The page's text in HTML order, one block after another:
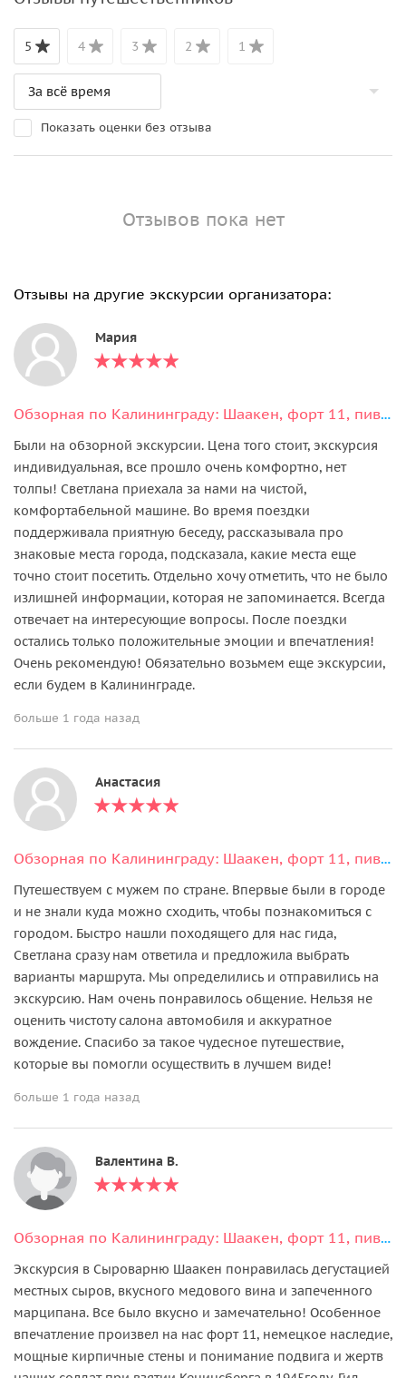
5 4 3 2 1
Показать оценки без отзыва
Отзывов пока нет
Отзывы на другие экскурсии организатора:
Мария
Обзорная по Калининграду: Шаакен, форт 11, пивоварня Нессельбек и сыроварня
Были на обзорной экскурсии. Цена того стоит, экскурсия
индивидуальная, все прошло очень комфортно, нет
толпы! Светлана приехала за нами на чистой,
комфортабельной машине. Во время поездки
поддерживала приятную беседу, рассказывала про
знаковые места города, подсказала, какие места еще
точно стоит посетить. Отдельно хочу отметить, что не было
излишней информации, которая не запоминается. Всегда
отвечает на интересующие вопросы. После поездки
остались только положительные эмоции и впечатления!
Очень рекомендую! Обязательно возьмем еще экскурсии,
если будем в Калининграде.
больше 1 года назад
Анастасия
Обзорная по Калининграду: Шаакен, форт 11, пивоварня Нессельбек и сыроварня
Путешествуем с мужем по стране. Впервые были в городе
и не знали куда можно сходить, чтобы познакомиться с
городом. Быстро нашли походящего для нас гида,
Светлана сразу нам ответила и предложила выбрать
варианты маршрута. Мы определились и отправились на
экскурсию. Нам очень понравилось общение. Нельзя не
оценить чистоту салона автомобиля и аккуратное
вождение. Спасибо за такое чудесное путешествие,
которые вы помогли осуществить в лучшем виде!
больше 1 года назад
Валентина В.
Обзорная по Калининграду: Шаакен, форт 11, пивоварня Нессельбек и сыроварня
Экскурсия в Сыроварню Шаакен понравилась дегустацией
местных сыров, вкусного медового вина и запеченного
марципана. Все было вкусно и замечательно! Особенное
впечатление произвел на нас форт 11, немецкое наследие,
мощные кирпичные стены и понимание подвига и жертв